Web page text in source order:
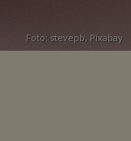
Foto: stevepb, Pixabay